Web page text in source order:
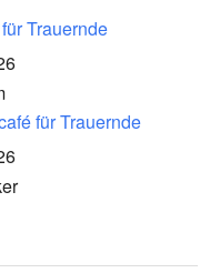
Trauernde
für Trauernde